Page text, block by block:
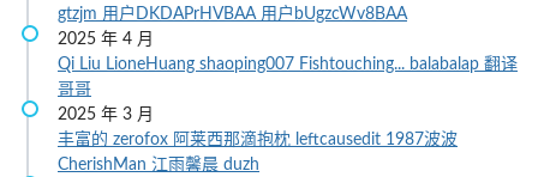
gtzjm 用户DKDAPrHVBAA 用户bUgzcWv8BAA
2025 年 4 月
Qi Liu LioneHuang shaoping007 Fishtouching... balabalap 翻译
哥哥
2025 年 3 月
丰富的 zerofox 阿莱西那滴抱枕 leftcausedit 1987波波
CherishMan 江雨馨晨 duzh